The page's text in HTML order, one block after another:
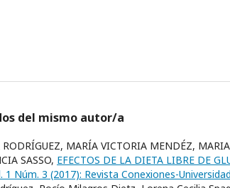
del mismo autor/a
RODRÍGUEZ, MARÍA VICTORIA MENDÉZ,
SASSO, EFECTOS DE LA DIETA LIBRE DE
1 Núm. 3 (2017): Revista Conexiones-